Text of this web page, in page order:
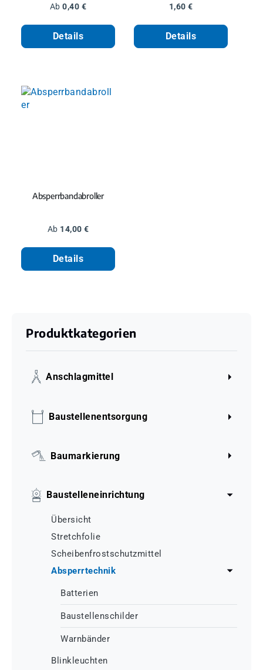
Regulärer Preis:
Ab0,40 €
Details
Regulärer Preis:
1,60 €
Details
Absperrbandabroller
Regulärer Preis:
Ab 14,00 €
Details
Produktkategorien
Anschlagmittel
Baustellenentsorgung
Baumarkierung
Baustelleneinrichtung
Übersicht
Stretchfolie
Scheibenfrostschutzmittel
Absperrtechnik
Batterien
Baustellenschilder
Warnbänder
Blinkleuchten